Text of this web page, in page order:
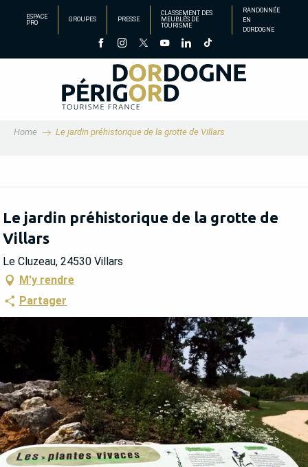
principal
ESPACE
PRO
GROUPES PRESSE
CLASSEMENT DES
MEUBLÉS DE
TOURISME
RANDONNÉE
EN
DORDOGNE
Home Le jardin préhistorique de la grotte de Villars
Le jardin préhistorique de la grotte de
Villars
Le Cluzeau, 24530 Villars
M'y rendre
Partager